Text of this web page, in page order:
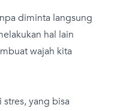
diminta langsung
hal lain
wajah kita
yang bisa